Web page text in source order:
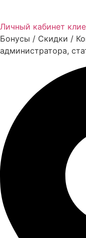
Личный кабинет
Бонусы / Скидки /
администратора,